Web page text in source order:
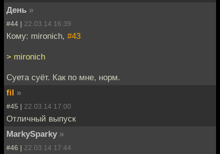
День »
#44 | 22.03.14 16:39
Кому: mironich, #43
> mironich
Суета суёт. Как по мне, норм.
fil »
#45 | 22.03.14 17:00
Отличный выпуск
MarkySparky »
#46 | 22.03.14 17:44